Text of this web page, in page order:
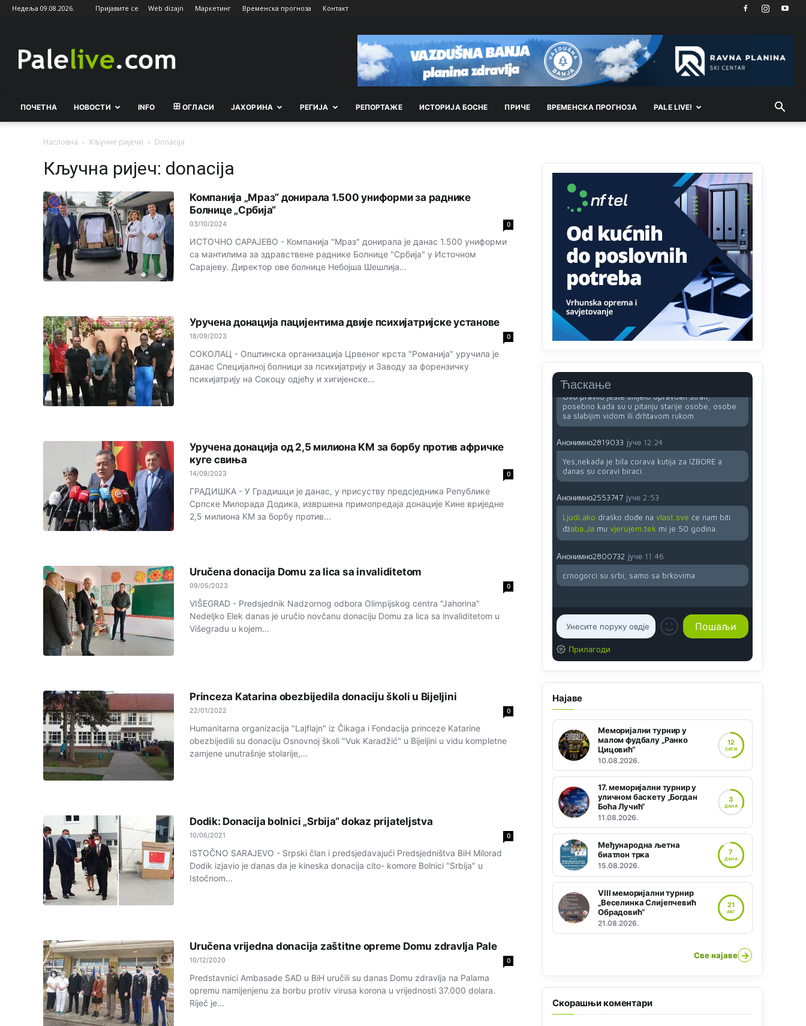
Недеља 09.08.2026. Пријавите се Web dizajn Маркетинг Временска прогноза Контакт
ПОЧЕТНА НОВОСТИ INFO ОГЛАСИ ЈАХОРИНА РEГИЈА РEПОРТАЖE ИСТОРИЈА БОСНЕ ПРИЧЕ ВРEМEНСКА ПРОГНОЗА PALE LIVE!
Насловна Кључне ријечи Donacija
Кључна ријеч: donacija
Компанија „Mраз“ донирала 1.500 униформи за раднике
Болнице „Србија“
03/10/2024 0
ИСТОЧНО САРАЈЕВО - Компанија "Мраз" донирала је данас 1.500 униформи
са мантилима за здравствене раднике Болнице "Србија" у Источном
Сарајеву. Директор ове болнице Небојша Шешлија...
Уручена донација пацијентима двије психијатријске установе
18/09/2023 0
СОКОЛАЦ - Општинска организација Црвеног крста "Романија" уручила је
данас Специјалној болници за психијатрију и Заводу за форензичку
психијатрију на Сокоцу од‌јећу и хигијенске...
Уручена донација од 2,5 милиона KM за борбу против афричке
куге свиња
14/09/2023 0
ГРАДИШКА - У Градишци је данас, у присуству предсједника Републике
Српске Милорада Додика, извршена примопредаја донације Кине вриједне
2,5 милиона КМ за борбу против...
Uručena donacija Domu za lica sa invaliditetom
09/05/2023 0
VIŠEGRAD - Predsjednik Nadzornog odbora Olimpijskog centra "Jahorina"
Nedeljko Elek danas je uručio novčanu donaciju Domu za lica sa invaliditetom u
Višegradu u kojem...
Princeza Katarina obezbijedila donaciju školi u Bijeljini
22/01/2022 0
Humanitarna organizacija "Lajflajn" iz Čikaga i Fondacija princeze Katarine
obezbijedili su donaciju Osnovnoj školi "Vuk Karadžić" u Bijeljini u vidu kompletne
zamjene unutrašnje stolarije,...
Dodik: Donacija bolnici „Srbija“ dokaz prijateljstva
10/06/2021 0
ISTOČNO SARAJEVO - Srpski član i predsjedavajući Predsjedništva BiH Milorad
Dodik izjavio je danas da je kineska donacija cito- komore Bolnici "Srbija" u
Istočnom...
Uručena vrijedna donacija zaštitne opreme Domu zdravlja Pale
10/12/2020 0
Predstavnici Ambasade SAD u BiH uručili su danas Domu zdravlja na Palama
opremu namijenjenu za borbu protiv virusa korona u vrijednosti 37.000 dolara.
Riječ je...
Ћаскање
Najveći rizik sa nepismenim stanovništvom je
"kupovina glasova" i manipulacija kroz fiktivne
pomoćnike (koji zapravo glasaju po nalogu
političkih partija, a ne po želji birača).
Анонимно2818605
Prema zvaničnim podacima Agencije za statistiku
Анонимно2818605 јуче 11:30
Prema podacima o informaciono-komunikacionim
tehnologijama, čak 33,4% domaćinstava u BiH
uopšte nema pristup računaru bilo koje vrste
(desktop, laptop ili tablet
Анонимно2818605 јуче
11:34
Najveći dio populacije starije od 65 godina
uopšte ne koristi internet, niti ima pristup
računarima
Анонимно2818605 јуче
Uvođenje pravila da se umjesto dosadašnjeg
znaka "X" (krstića) kružić ispred kandidata mora u
potpunosti obojiti (popuniti) uvedeno je isključivo
zbog tehničkih zahtjeva optičkih skenera.
Ovo pravilo jeste unijelo opravdan strah,
posebno kada su u pitanju starije osobe, osobe
sa slabijim vidom ili drhtavom rukom
Анонимно2819033 јуче 12:24
Yes,nekada je bila corava kutija za IZBORE a
danas su coravi biraci.
Анонимно2553747 јуче 2:53
Ljudi.ako draško dođe na vlast.sve će nam biti
đžaba.Jamu vjerujem.tek mi je 50 godina.
Анонимно2800732 јуче 11:46
crnogorci su srbi, samo sa brkovima
Прилагоди
Најаве
Меморијални турнир у
малом фудбалу „Ранко
Цицовић“
10.08.2026.
12
САТИ
17. меморијални турнир у
уличном баскету „Богдан
Боћа Лучић“
11.08.2026.
3
ДАНА
Међународна љетна
биатлон трка
15.08.2026.
7
ДАНА
VIII меморијални турнир
„Веселинка Слијепчевић
Обрадовић“
21.08.2026.
21
АВГ
Све најаве →
Скорашњи коментари